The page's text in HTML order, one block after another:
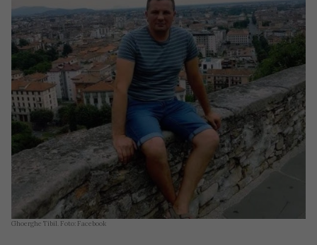
Ghoerghe Tibil. Foto: Facebook